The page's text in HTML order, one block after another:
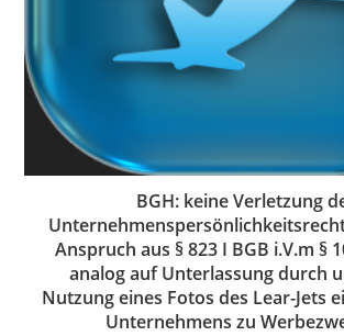
BGH: keine Verletzung
Anspruch aus § 823 I BGB i.V.m §
analog auf Unterlassung durch
Nutzung eines Fotos des Lear-Jets
Unternehmens zu